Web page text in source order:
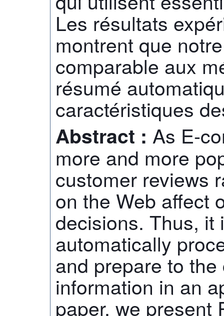
Les résultats
montrent que
comparable aux
résumé
caractéristiques
Abstract : As E-
more and more
customer reviews
on the Web affect
decisions. Thus, it
automatically
and prepare to
information in an
paper, we present